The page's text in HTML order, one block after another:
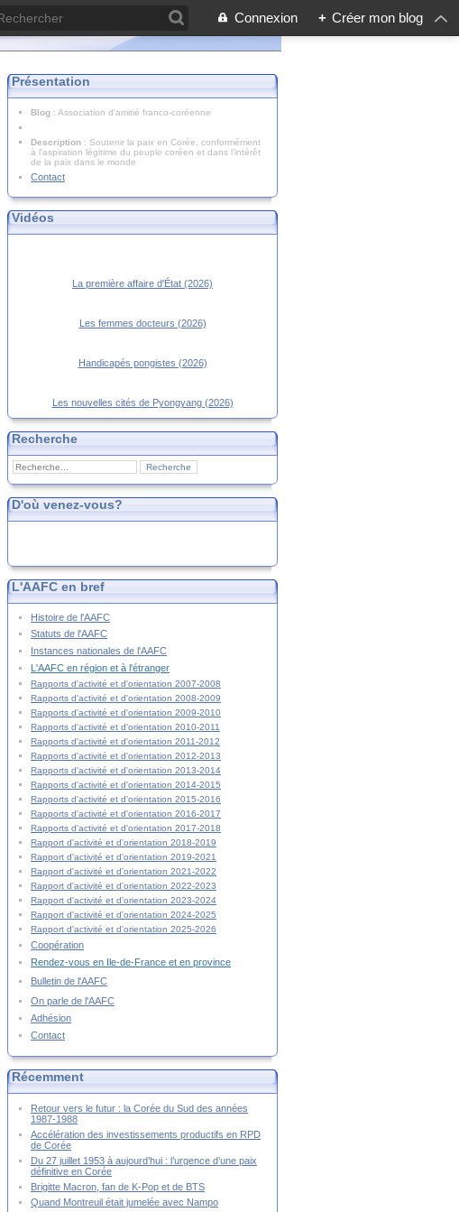
Connexion + Créer mon blog
Présentation
Blog : Association d'amitié franco-coréenne
Description : Soutenir la paix en Corée, conformément
à l'aspiration légitime du peuple coréen et dans l’intérêt
de la paix dans le monde
Contact
Vidéos
La première affaire d'État (2026)
Les femmes docteurs (2026)
Handicapés pongistes (2026)
Les nouvelles cités de Pyongyang (2026)
Recherche
D'où venez-vous?
L'AAFC en bref
Histoire de l'AAFC
Statuts de l'AAFC
Instances nationales de l'AAFC
L'AAFC en région et à l'étranger
Rapports d'activité et d'orientation 2007-2008
Rapports d'activité et d'orientation 2008-2009
Rapports d'activité et d'orientation 2009-2010
Rapports d'activité et d'orientation 2010-2011
Rapports d'activité et d'orientation 2011-2012
Rapports d'activité et d'orientation 2012-2013
Rapports d'activité et d'orientation 2013-2014
Rapports d'activité et d'orientation 2014-2015
Rapports d'activité et d'orientation 2015-2016
Rapports d'activité et d'orientation 2016-2017
Rapports d'activité et d'orientation 2017-2018
Rapport d'activité et d'orientation 2018-2019
Rapport d'activité et d'orientation 2019-2021
Rapport d'activité et d'orientation 2021-2022
Rapport d'activité et d'orientation 2022-2023
Rapport d'activité et d'orientation 2023-2024
Rapport d'activité et d'orientation 2024-2025
Rapport d'activité et d'orientation 2025-2026
Coopération
Rendez-vous en Ile-de-France et en province
Bulletin de l'AAFC
On parle de l'AAFC
Adhésion
Contact
Récemment
Retour vers le futur : la Corée du Sud des années
1987-1988
Accélération des investissements productifs en RPD
de Corée
Du 27 juillet 1953 à aujourd’hui : l’urgence d’une paix
définitive en Corée
Brigitte Macron, fan de K-Pop et de BTS
Quand Montreuil était jumelée avec Nampo